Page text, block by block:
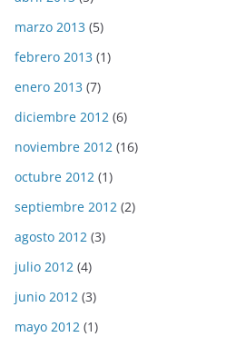
marzo 2013 (5)
febrero 2013 (1)
enero 2013 (7)
diciembre 2012 (6)
noviembre 2012 (16)
octubre 2012 (1)
septiembre 2012 (2)
agosto 2012 (3)
julio 2012 (4)
junio 2012 (3)
mayo 2012 (1)